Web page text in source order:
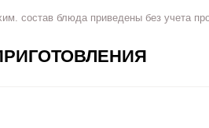
состав блюда приведены без учета